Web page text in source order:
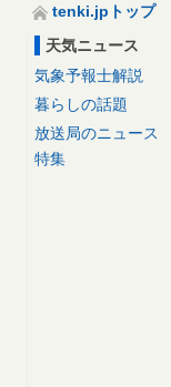
tenki.jpトップ
天気ニュース
気象予報士解説
暮らしの話題
放送局のニュース
特集